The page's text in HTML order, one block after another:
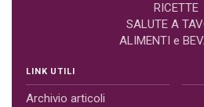
RICETTE
SALUTE A
ALIMENTI e
LINK UTILI
Archivio articoli